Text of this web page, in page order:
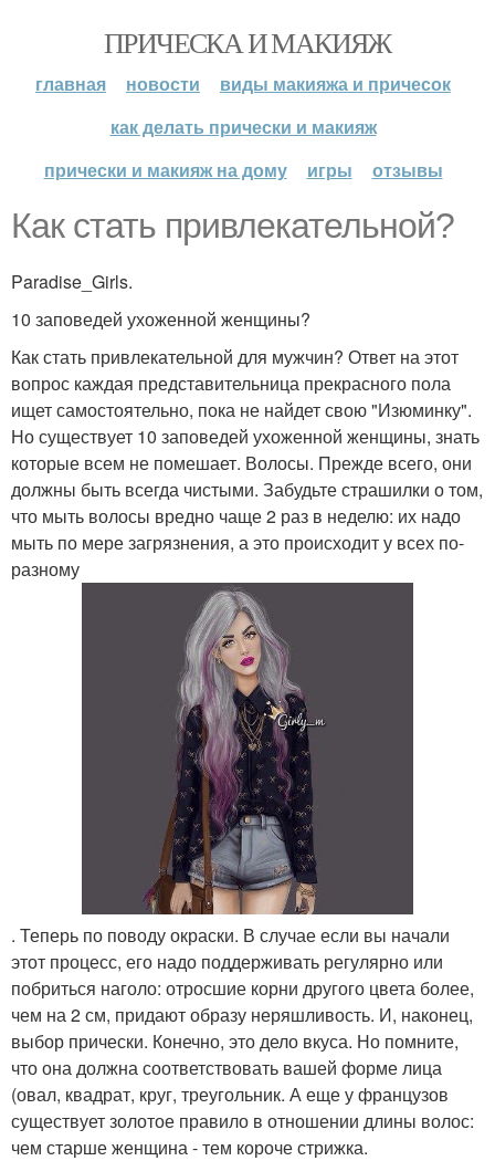
ПРИЧЕСКА И МАКИЯЖ
главная новости
виды макияжа и причесок
как делать прически и макияж
прически и макияж на дому
игры отзывы
Как стать привлекательной?
Paradise_Girls.
10 заповедей ухоженной женщины?
Как стать привлекательной для мужчин? Ответ на этот
вопрос каждая представительница прекрасного пола
ищет самостоятельно, пока не найдет свою "Изюминку".
Но существует 10 заповедей ухоженной женщины, знать
которые всем не помешает. Волосы. Прежде всего, они
должны быть всегда чистыми. Забудьте страшилки о том,
что мыть волосы вредно чаще 2 раз в неделю: их надо
мыть по мере загрязнения, а это происходит у всех по-
разному
. Теперь по поводу окраски. В случае если вы начали
этот процесс, его надо поддерживать регулярно или
побриться наголо: отросшие корни другого цвета более,
чем на 2 см, придают образу неряшливость. И, наконец,
выбор прически. Конечно, это дело вкуса. Но помните,
что она должна соответствовать вашей форме лица
(овал, квадрат, круг, треугольник. А еще у французов
существует золотое правило в отношении длины волос:
чем старше женщина - тем короче стрижка.